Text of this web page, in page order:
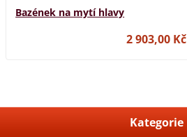
Bazének na mytí hlavy
2 903,00 Kč
Kategorie